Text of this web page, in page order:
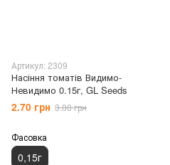
Артикул: 2309
Насіння томатів Видимо-
Невидимо 0.15г, GL Seeds
2.70 грн 3.00 грн
Фасовка
0,15г